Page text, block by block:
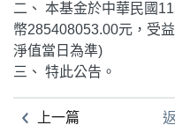
二、 本基金於中華民國
幣285408053.00元，受
淨值當日為準)
三、 特此公告。
上一篇